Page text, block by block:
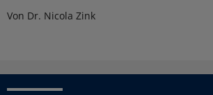
Von Dr. Nicola Zink